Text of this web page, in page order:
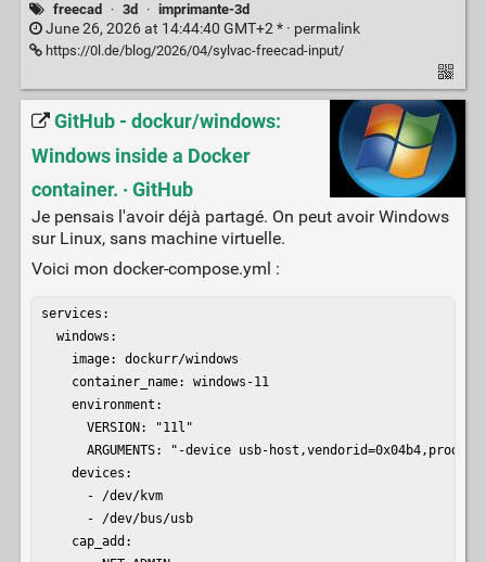
freecad · 3d · imprimante-3d
June 26, 2026 at 14:44:40 GMT+2 * · permalink
https://0l.de/blog/2026/04/sylvac-freecad-input/
GitHub - dockur/windows:
Windows inside a Docker
container. · GitHub
Je pensais l'avoir déjà partagé. On peut avoir Windows
sur Linux, sans machine virtuelle.
Voici mon docker-compose.yml :
services:
  windows:
    image: dockurr/windows
    container_name: windows-11
    environment:
      VERSION: "11l"
ARGUMENTS: "-device usb-
    devices:
      - /dev/kvm
      - /dev/bus/usb
    cap_add: